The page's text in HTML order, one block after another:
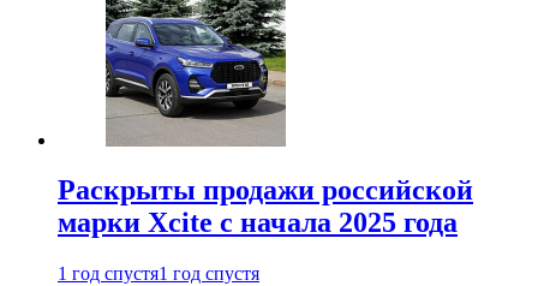
Раскрыты продажи российской
марки Xcite с начала 2025 года
1 год спустя1 год спустя